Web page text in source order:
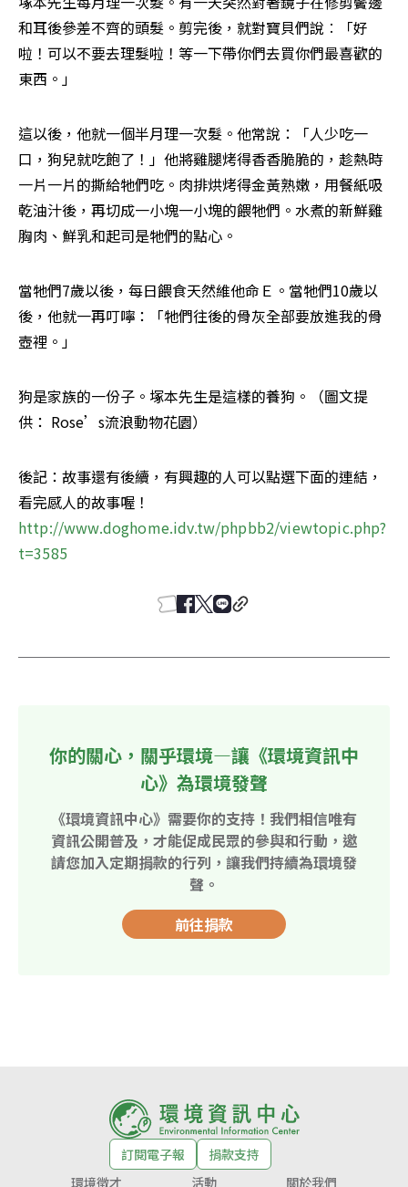
和耳後參差不齊的頭髮。剪完後，就對寶貝們說︰「好
啦！可以不要去理髮啦！等一下帶你們去買你們最喜歡的
東西。」
這以後，他就一個半月理一次髮。他常說：「人少吃一
口，狗兒就吃飽了！」他將雞腿烤得香香脆脆的，趁熱時
一片一片的撕給牠們吃。肉排烘烤得金黃熟嫩，用餐紙吸
乾油汁後，再切成一小塊一小塊的餵牠們。水煮的新鮮雞
胸肉、鮮乳和起司是牠們的點心。
當牠們7歲以後，每日餵食天然維他命Ｅ。當牠們10歲以
後，他就一再叮嚀：「牠們往後的骨灰全部要放進我的骨
壺裡。」
狗是家族的一份子。塚本先生是這樣的養狗。（圖文提
供： Rose’s流浪動物花園）
後記：故事還有後續，有興趣的人可以點選下面的連結，
http://www.doghome.idv.tw/phpbb2/viewtopic.php?
t=3585
你的關心，關乎環境—讓《環境資訊中
心》為環境發聲
《環境資訊中心》需要你的支持！我們相信唯有
資訊公開普及，才能促成民眾的參與和行動，邀
請您加入定期捐款的行列，讓我們持續為環境發
聲。
前往捐款
訂閱電子報
捐款支持
環境徵才
活動 關於我們